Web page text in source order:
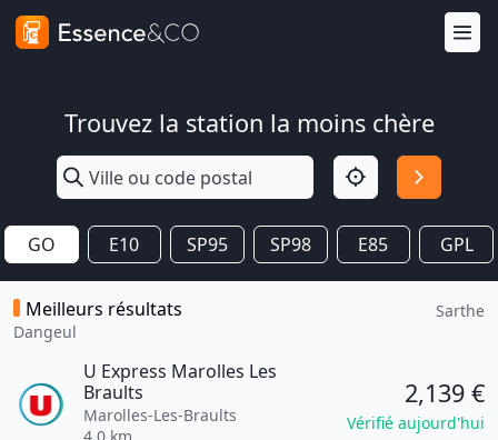
Trouvez la station la moins chère
GO E10 SP95 SP98 E85 GPL
Meilleurs résultats
Dangeul
Sarthe
U Express Marolles Les
Braults
Marolles-Les-Braults
2,139 €
Vérifié aujourd'hui